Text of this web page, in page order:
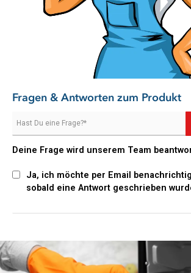
Lieferumfang
1x Pastaclean Power Entkruster
Gleich Power Entkruster Backofenreiniger
Fragen & Antworten zum Produkt
Deine Frage wird unserem Team
Ja, ich möchte per Email
sobald eine Antwort geschrieben
Slider überspringen